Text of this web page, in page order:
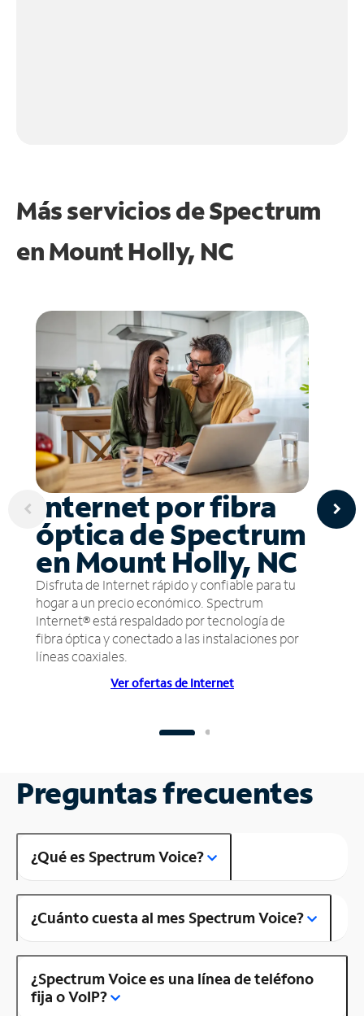
Más servicios de Spectrum
enMount Holly, NC
Internet por fibra
óptica de Spectrum
en Mount Holly, NC
Disfruta de Internet rápido y confiable para tu
hogar a un precio económico. Spectrum
Internet® está respaldado por tecnología de
fibra óptica y conectado a las instalaciones por
líneas coaxiales.
Ver ofertas de Internet
Preguntas frecuentes
¿Qué es Spectrum Voice?
¿Cuánto cuesta al mes Spectrum Voice?
¿Spectrum Voice es una línea de teléfono
fija o VoIP?